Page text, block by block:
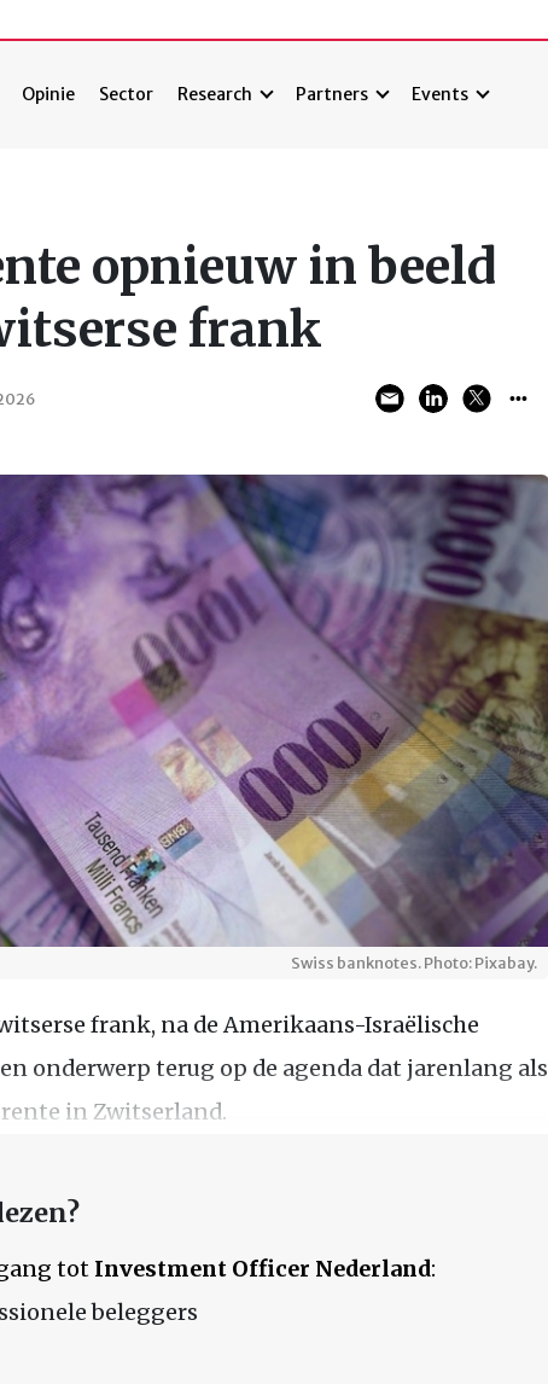
Opinie Sector Research Partners Events
opnieuw in beeld
frank
Swiss banknotes. Photo: Pixabay.
frank, na de Amerikaans-Israëlische
onderwerp terug op de agenda dat jarenlang als
in Zwitserland.
tot Investment Officer Nederland:
beleggers